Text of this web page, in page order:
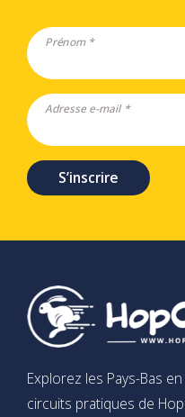
Prénom *
Adresse e-mail *
S’inscrire
Explorez les Pays-Bas
circuits pratiques de